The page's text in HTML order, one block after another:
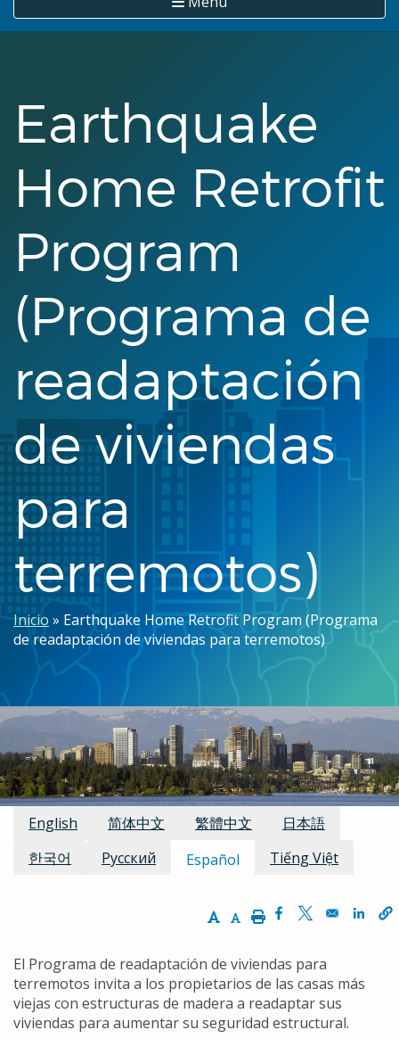
Earthquake
Home Retrofit
Program
(Programa de
readaptación
de viviendas
para
terremotos)
Ruta
de
navegación
Inicio
Earthquake Home Retrofit Program (Programa
de readaptación de viviendas para terremotos)
Traducciones disponibles:
English 简体中文 繁體中文
日本語
한국어
Русский Español Tiếng Việt
Increase Text Size
Decrease Text Size
PrintOpens in a new
Opens in a
El Programa de readaptación de viviendas para
terremotos invita a los propietarios de las casas más
viejas con estructuras de madera a readaptar sus
viviendas para aumentar su seguridad estructural.